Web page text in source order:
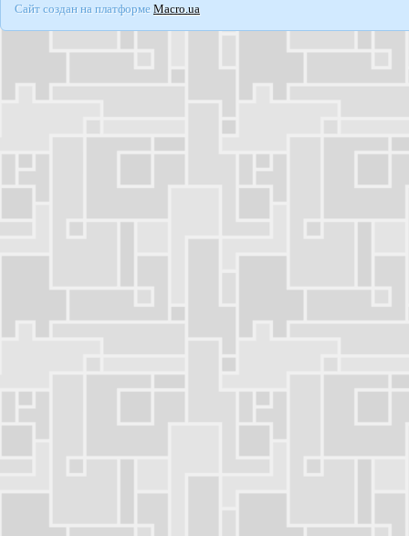
Сайт создан на платформе Macro.ua